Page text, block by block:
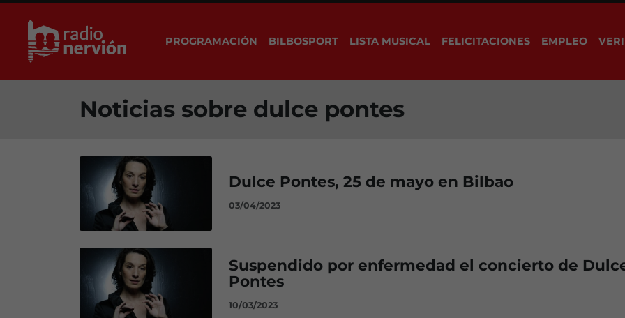
PROGRAMACIÓN BILBOSPORT LISTA MUSICAL FELICITACIONES EMPLEO
Noticias sobre dulce pontes
Dulce Pontes, 25 de mayo en Bilbao
03/04/2023
Suspendido por enfermedad el concierto de
Pontes
10/03/2023